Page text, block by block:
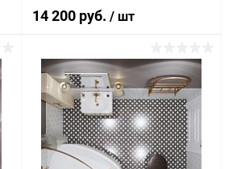
14 200 руб./ шт
Подписаться
Купить в 1 клик Сравнение
В избранное Недоступно